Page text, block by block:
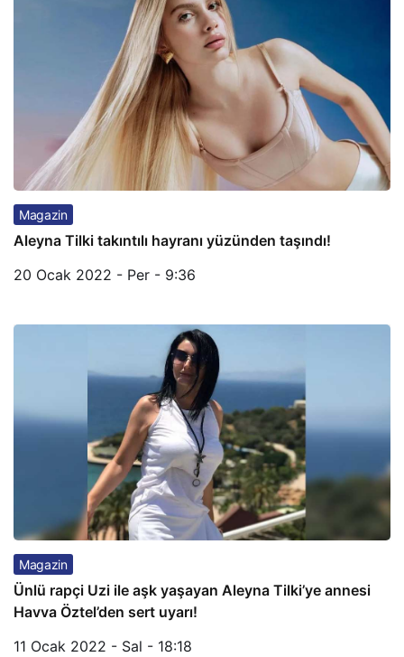
Magazin
Aleyna Tilki takıntılı hayranı yüzünden taşındı!
20 Ocak 2022 - Per - 9:36
Magazin
Ünlü rapçi Uzi ile aşk yaşayan Aleyna Tilki’ye annesi
Havva Öztel’den sert uyarı!
11 Ocak 2022 - Sal - 18:18